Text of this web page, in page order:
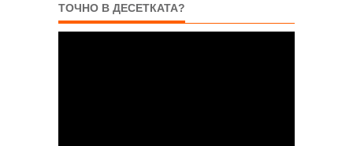
ТОЧНО В ДЕСЕТКАТА?